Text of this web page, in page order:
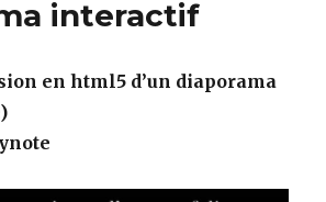
interactif
en html5 d’un diaporama